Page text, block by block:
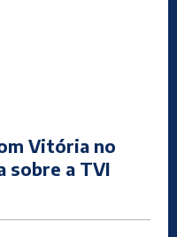
Vitória no
sobre a TVI